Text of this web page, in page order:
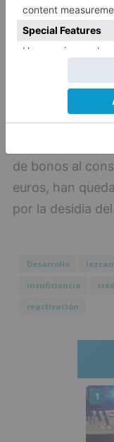
Por último,
de bonos al
euros, han
por la desidia
Desarrollo
insuficiencia
reactivación
1